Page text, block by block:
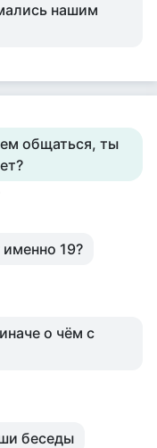
нашим
общаться, ты
19?
о чём с
беседы